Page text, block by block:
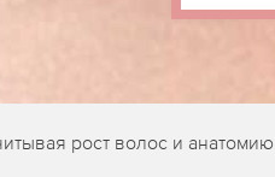
рост волос и анатомию